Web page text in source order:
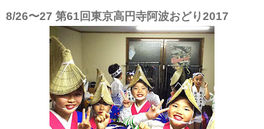
8/26〜27 第61回東京高円寺阿波おどり2017